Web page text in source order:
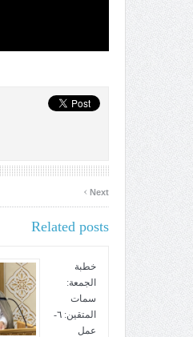
Next
›
Related posts
خطبة
الجمعة:
سمات
المتقين: ٦-
عمل